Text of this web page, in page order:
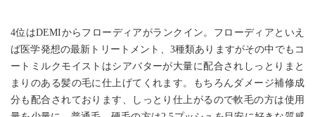
4位はDEMIからフローディアがランクイン。フローディアといえ
ば医学発想の最新トリートメント、3種類ありますがその中でもコ
ートミルクモイストはシアバターが大量に配合されしっとりまと
まりのある髪の毛に仕上げてくれます。もちろんダメージ補修成
分も配合されております、しっとり仕上がるので軟毛の方は使用